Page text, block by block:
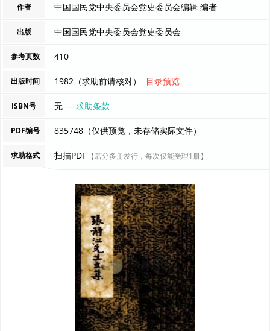
作者 中国国民党中央委员会党史委员会编辑 编者
出版 中国国民党中央委员会党史委员会
参考页数 410
出版时间 1982（求助前请核对） 目录预览
ISBN号 无 —求助条款
PDF编号 835748（仅供预览，未存储实际文件）
求助格式 扫描PDF（若分多册发行，每次仅能受理1册）